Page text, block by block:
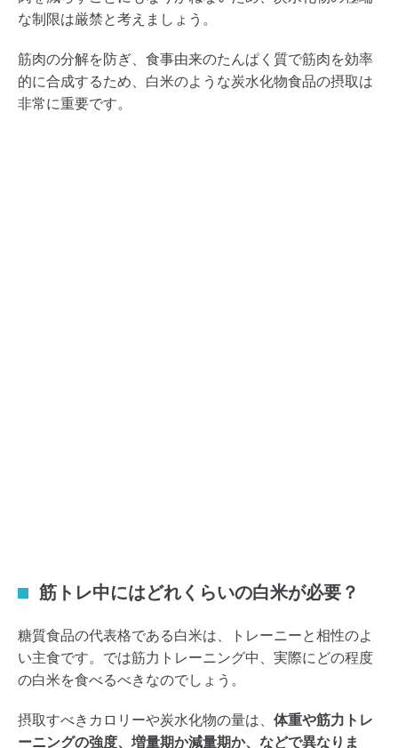
な制限は厳禁と考えましょう。
筋肉の分解を防ぎ、食事由来のたんぱく質で筋肉を効率
的に合成するため、白米のような炭水化物食品の摂取は
非常に重要です。
筋トレ中にはどれくらいの白米が必要？
糖質食品の代表格である白米は、トレーニーと相性のよ
い主食です。では筋力トレーニング中、実際にどの程度
の白米を食べるべきなのでしょう。
摂取すべきカロリーや炭水化物の量は、 体重や筋力トレ
ーニングの強度、増量期か減量期か、などで異なりま